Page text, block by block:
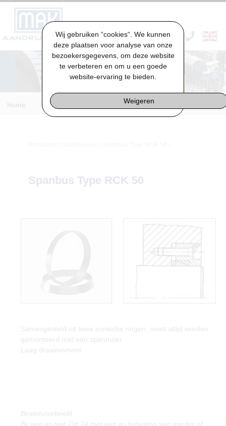
Wij gebruiken “cookies“. We kunnen
deze plaatsen voor analyse van onze
bezoekersgegevens, om deze website
te verbeteren en om u een goede
website-ervaring te bieden.
Weigeren
VACATURES & STAGES
Engineering
Spanbus Type RCK 50
Samengesteld uit twee conische ringen, moet altijd worden
gemonteerd met een spanmoer.
Laag draaimoment.
Bestelvoorbeeld
Bij een as met ∅d 24 met een as belasting van minder of